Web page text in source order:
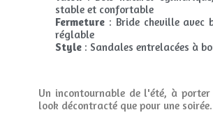
stable et confortable
Fermeture : Bride cheville avec
réglable
Style : Sandales entrelacées à
Un incontournable de l'été, à
look décontracté que pour une soirée.